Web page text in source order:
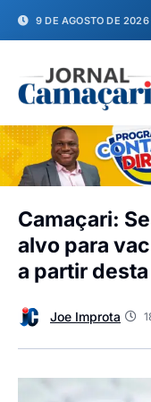
9 DE AGOSTO DE 2026
Camaçari:
alvo para
a partir
Joe Improta